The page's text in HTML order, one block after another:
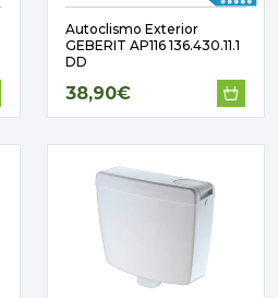
Autoclismo Exterior
GEBERIT AP116 136.430.11.1
DD
38,90€